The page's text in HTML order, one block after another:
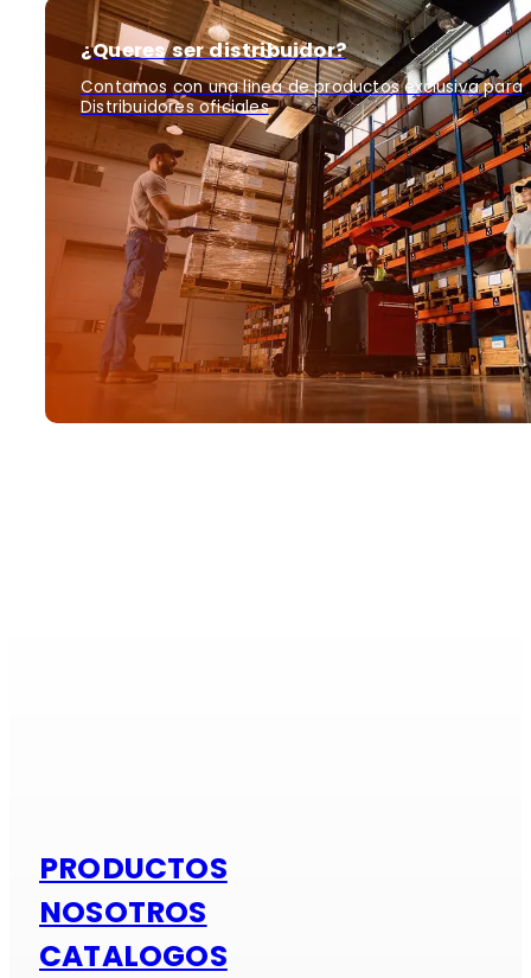
¿Queres ser distribuidor?
Contamos con una linea de productos exclusiva para
Distribuidores oficiales
PRODUCTOS
NOSOTROS
CATALOGOS